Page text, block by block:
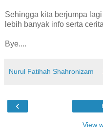
Sehingga kita berjumpa
lebih banyak info serta
Bye....
Nurul Fatihah Shahronizam
‹
View